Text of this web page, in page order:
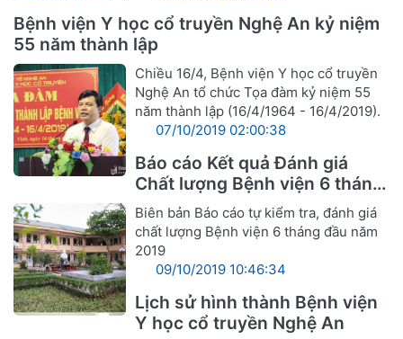
Bệnh viện Y học cổ truyền Nghệ An kỷ niệm
55 năm thành lập
Chiều 16/4, Bệnh viện Y học cổ truyền
Nghệ An tổ chức Tọa đàm kỷ niệm 55
năm thành lập (16/4/1964 - 16/4/2019).
07/10/2019 02:00:38
Báo cáo Kết quả Đánh giá
Chất lượng Bệnh viện 6 tháng
đầu năm 2019
Biên bản Báo cáo tự kiểm tra, đánh giá
chất lượng Bệnh viện 6 tháng đầu năm
2019
09/10/2019 10:46:34
Lịch sử hình thành Bệnh viện
Y học cổ truyền Nghệ An